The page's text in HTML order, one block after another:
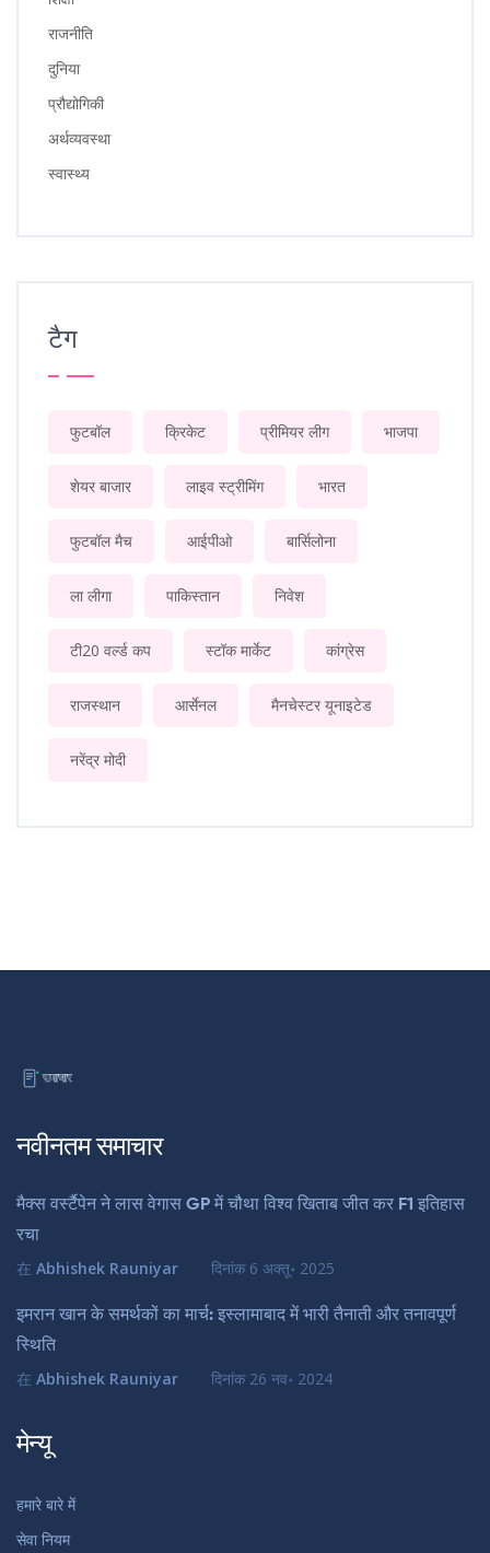
राजनीति
दुनिया
प्रौद्योगिकी
अर्थव्यवस्था
स्वास्थ्य
टैग
फुटबॉल क्रिकेट प्रीमियर लीग भाजपा
शेयर बाजार लाइव स्ट्रीमिंग भारत
फुटबॉल मैच आईपीओ बार्सिलोना
ला लीगा पाकिस्तान निवेश
टी20 वर्ल्ड कप स्टॉक मार्केट कांग्रेस
राजस्थान आर्सेनल मैनचेस्टर यूनाइटेड
नरेंद्र मोदी
नवीनतम समाचार
मैक्स वर्स्टैपेन ने लास वेगास GP में चौथा विश्व खिताब जीत कर F1 इतिहास
रचा
在 Abhishek Rauniyar दिनांक 6 अक्तू॰ 2025
इमरान खान के समर्थकों का मार्च: इस्लामाबाद में भारी तैनाती और तनावपूर्ण
स्थिति
在 Abhishek Rauniyar दिनांक 26 नव॰ 2024
मेन्यू
हमारे बारे में
सेवा नियम